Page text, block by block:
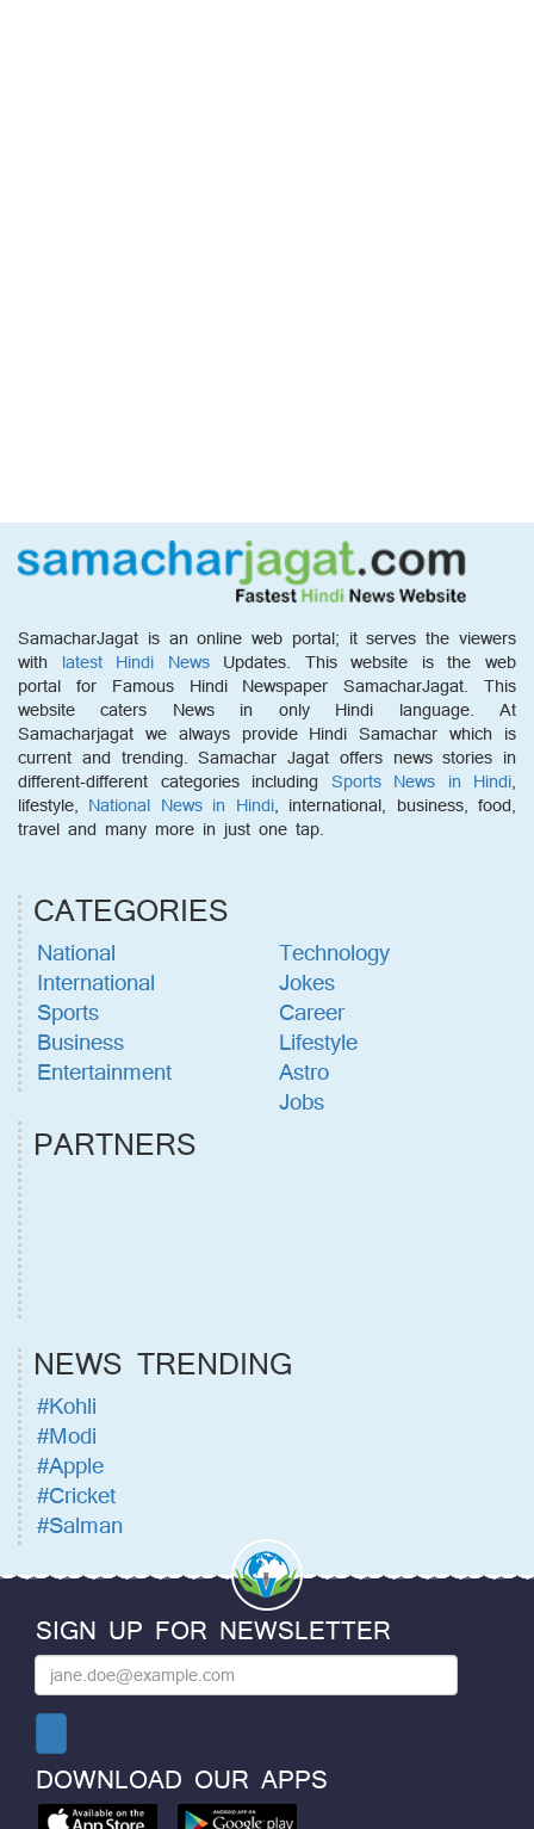
SamacharJagat is an online web portal; it serves the viewers
with latest Hindi NewsUpdates. This website is the web
portal for Famous Hindi Newspaper SamacharJagat. This
website caters News in only Hindi language. At
Samacharjagat we always provide Hindi Samachar which is
current and trending. Samachar Jagat offers news stories in
different-different categories including Sports News in Hindi,
lifestyle, National News in Hindi, international, business, food,
travel and many more in just one tap.
CATEGORIES
National
International
Sports
Business
Entertainment
Technology
Jokes
Career
Lifestyle
Astro
Jobs
PARTNERS
NEWS TRENDING
#Kohli
#Modi
#Apple
#Cricket
#Salman
SIGN UP FOR NEWSLETTER
DOWNLOAD OUR APPS